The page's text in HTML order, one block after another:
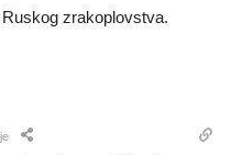
zrakoplovstva.